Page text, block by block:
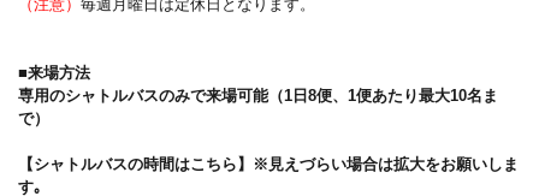
（注意） 毎週月曜日は定休日となります。
■来場方法
専用のシャトルバスのみで来場可能（1日8便、1便あたり最大10名ま
で）
【シャトルバスの時間はこちら】※見えづらい場合は拡大をお願いしま
す｡